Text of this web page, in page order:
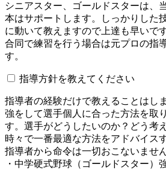
シニアスター、ゴールドスターは、
本はサポートします。しっかりした
に動いて教えますので上達も早いで
合同で練習を行う場合は元プロの指
す。
指導方針を教えてください
指導者の経験だけで教えることはし
強をして選手個人に合った方法を取
す。選手がどうしたいのか？どう考
時々で一番最適な方法をアドバイス
指導者から命令は一切おこないません
・中学硬式野球（ゴールドスター）